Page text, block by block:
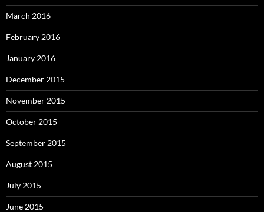
March 2016
February 2016
January 2016
December 2015
November 2015
October 2015
September 2015
August 2015
July 2015
June 2015